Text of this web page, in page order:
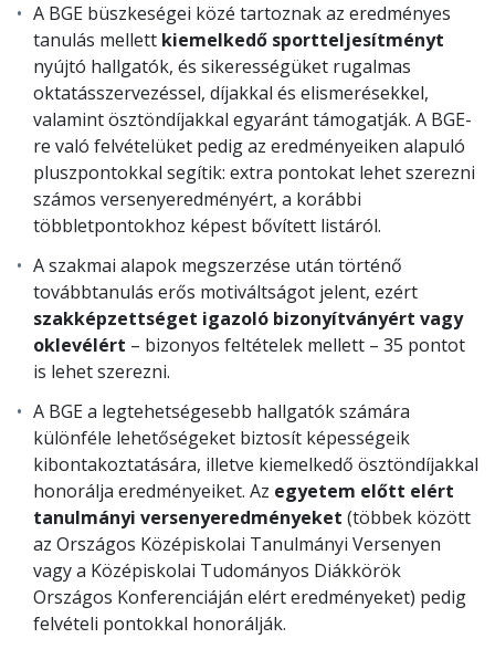
A BGE büszkeségei közé tartoznak az eredményes
tanulás mellett kiemelkedő sportteljesítményt
nyújtó hallgatók, és sikerességüket rugalmas
oktatásszervezéssel, díjakkal és elismerésekkel,
valamint ösztöndíjakkal egyaránt támogatják. A BGE-
re való felvételüket pedig az eredményeiken alapuló
pluszpontokkal segítik: extra pontokat lehet szerezni
számos versenyeredményért, a korábbi
többletpontokhoz képest bővített listáról.
A szakmai alapok megszerzése után történő
továbbtanulás erős motiváltságot jelent, ezért
szakképzettséget igazoló bizonyítványért vagy
oklevélért – bizonyos feltételek mellett – 35 pontot
is lehet szerezni.
A BGE a legtehetségesebb hallgatók számára
különféle lehetőségeket biztosít képességeik
kibontakoztatására, illetve kiemelkedő ösztöndíjakkal
honorálja eredményeiket. Az egyetem előtt elért
tanulmányi versenyeredményeket (többek között
az Országos Középiskolai Tanulmányi Versenyen
vagy a Középiskolai Tudományos Diákkörök
Országos Konferenciáján elért eredményeket) pedig
felvételi pontokkal honorálják.